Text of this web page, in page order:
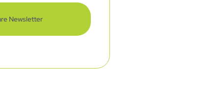
Newsletter